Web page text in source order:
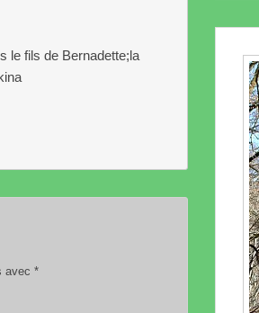
le fils de Bernadette;la
avec *